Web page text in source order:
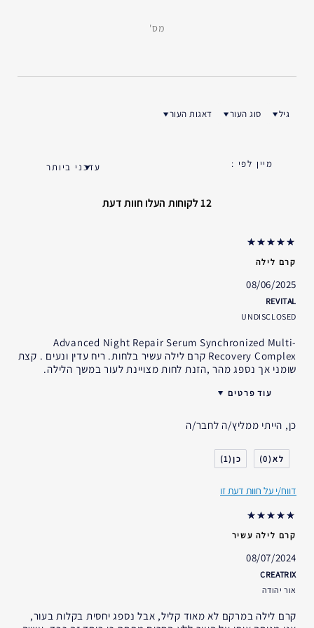
מס'
גיל
סוג העור
דאגות העור
12 לקוחות העלו חוות דעת
קרם לילה
08/06/2025
REVITAL
UNDISCLOSED
Advanced Night Repair Serum‎ Synchronized Multi-
Recovery Complex קרם לילה עשיר בלחות. ריח עדין ונעים . קצת
שומני אך נספג מהר ,הזנת לחות מצויינת לעור במשך הלילה.
עוד פרטים
סוג העור
דאגות העור
אני משתמש/ת באסתי לאודר
כן, הייתי ממליץ/ה לחבר/ה
0
1
דווח/י על חוות דעת זו
קרם לילה עשיר
08/07/2024
CREATRIX
אור יהודה
קרם לילה במרקם לא מאוד קליל, אבל נספג יחסית בקלות בעור,